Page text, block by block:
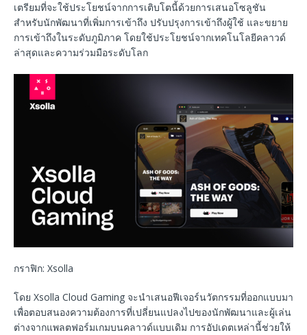
เตรียมที่จะใช้ประโยชน์จากการเติบโตนี้ด้วยการเสนอโซลูชัน
สำหรับนักพัฒนาที่เพิ่มการเข้าถึง ปรับปรุงการเข้าถึงผู้ใช้ และขยาย
การเข้าถึงในระดับภูมิภาค โดยใช้ประโยชน์จากเทคโนโลยีคลาวด์
ล่าสุดและความร่วมมือระดับโลก
กราฟิก: Xsolla
โดย Xsolla Cloud Gaming จะนำเสนอฟีเจอร์นวัตกรรมที่ออกแบบมา
เพื่อตอบสนองความต้องการที่เปลี่ยนแปลงไปของนักพัฒนาและผู้เล่น
ต่างจากแพลตฟอร์มเกมบนคลาวด์แบบเดิม การอัปเดตเหล่านี้ช่วยให้